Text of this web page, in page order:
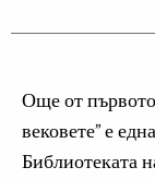
Още от
вековете” е
Библиотеката